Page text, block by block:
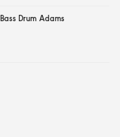
Drum Adams